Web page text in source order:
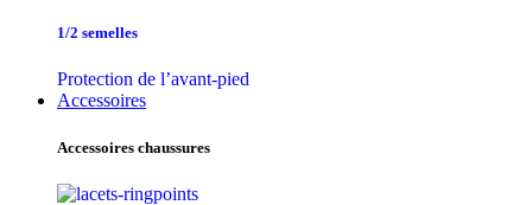
1/2 semelles
Protection de l’avant-pied
Accessoires
Accessoires chaussures